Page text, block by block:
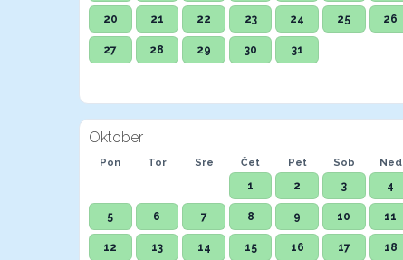
20 21 22 23 24 25 26
27 28 29 30 31
Oktober
Pon Tor Sre Čet Pet Sob Ned
1 2 3 4
5 6 7 8 9 10 11
12 13 14 15 16 17 18